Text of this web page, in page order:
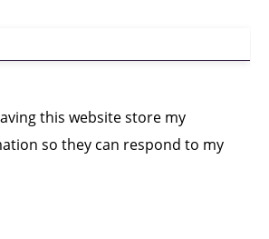
this website store my
so they can respond to my